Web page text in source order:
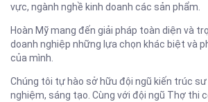
vực, ngành nghề kinh doanh các sản phẩm.
Hoàn Mỹ mang đến giải pháp toàn diện và
doanh nghiệp những lựa chọn khác biệt và
của mình.
Chúng tôi tự hào sở hữu đội ngũ kiến trúc sư
nghiệm, sáng tạo. Cùng với đội ngũ Thợ thi